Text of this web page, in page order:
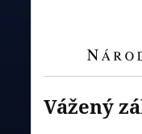
Vážený